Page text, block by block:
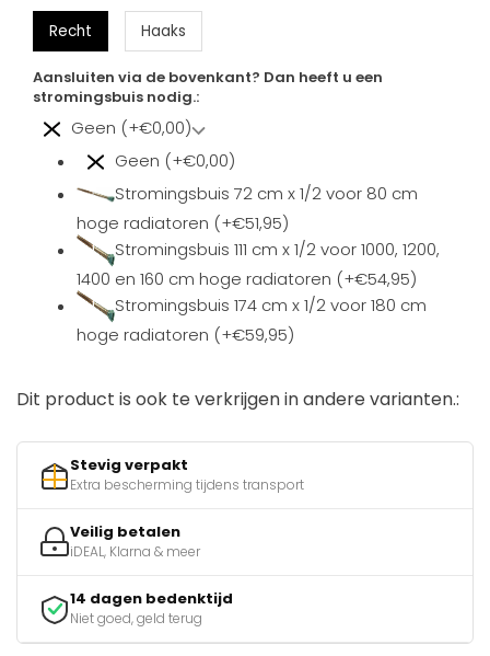
Recht Haaks
Aansluiten via de bovenkant? Dan heeft u een
stromingsbuis nodig.:
Geen (+€0,00)
Geen (+€0,00)
Stromingsbuis 72 cm x 1/2 voor 80 cm
hoge radiatoren (+€51,95)
Stromingsbuis 111 cm x 1/2 voor 1000, 1200,
1400 en 160 cm hoge radiatoren (+€54,95)
Stromingsbuis 174 cm x 1/2 voor 180 cm
hoge radiatoren (+€59,95)
Dit product is ook te verkrijgen in andere varianten.:
Stevig verpakt
Extra bescherming tijdens transport
Veilig betalen
iDEAL, Klarna & meer
14 dagen bedenktijd
Niet goed, geld terug